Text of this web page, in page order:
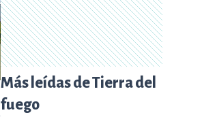
Más leídas de Tierra del
fuego